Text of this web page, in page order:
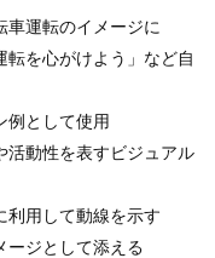
車運転のイメージに
転を心がけよう」など自
例として使用
活動性を表すビジュアル
利用して動線を示す
ージとして添える